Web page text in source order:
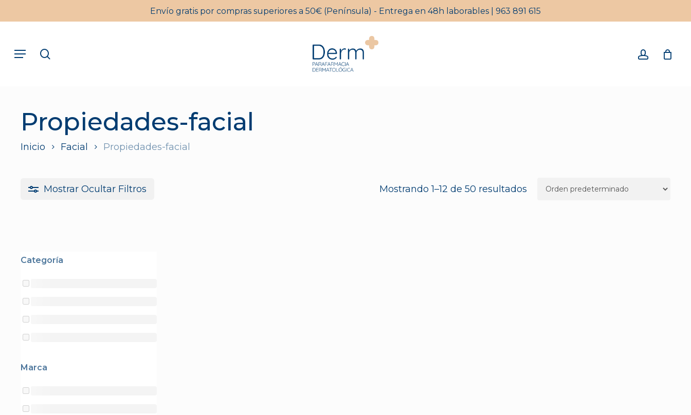
to
content
Envío gratis por compras superiores a 50€ (Península) - Entrega en 48h laborables | 963 891 615
search account
Menu
Carrito Close
Propiedades-facial
Inicio Facial Propiedades-facial
Mostrar Ocultar Filtros Mostrando 1–12 de 50 resultados
Categoría
Marca